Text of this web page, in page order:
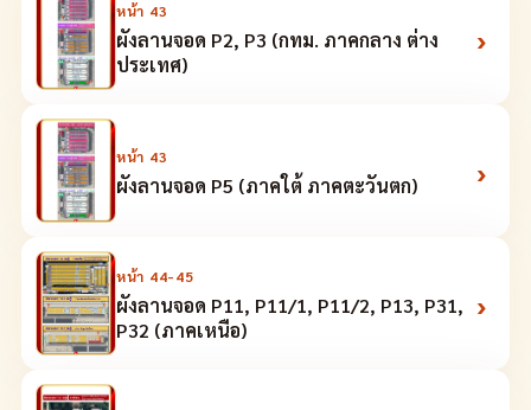
หน้า 43
ผังลานจอด P2, P3 (กทม. ภาคกลาง ต่าง
ประเทศ)
›
หน้า 43
ผังลานจอด P5 (ภาคใต้ ภาคตะวันตก) ›
หน้า 44-45
ผังลานจอด P11, P11/1, P11/2, P13, P31,
P32 (ภาคเหนือ)
›